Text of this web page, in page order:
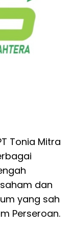
Tonia Mitra
dan
yang sah
Perseroan.